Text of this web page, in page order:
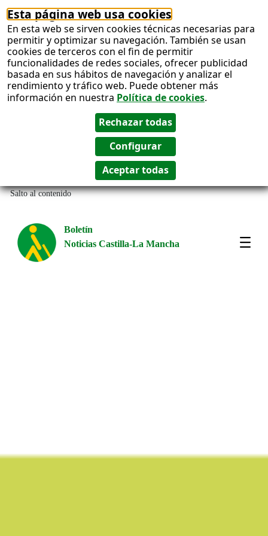
Esta página web usa cookies
En esta web se sirven cookies técnicas necesarias para
permitir y optimizar su navegación. También se usan
cookies de terceros con el fin de permitir
funcionalidades de redes sociales, ofrecer publicidad
basada en sus hábitos de navegación y analizar el
rendimiento y tráfico web. Puede obtener más
información en nuestra Política de cookies.
Salto al contenido
Boletín
Noticias Castilla-La Mancha